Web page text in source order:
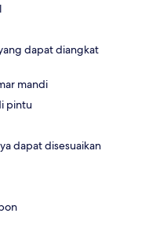
dapat diangkat
mandi
pintu
dapat disesuaikan